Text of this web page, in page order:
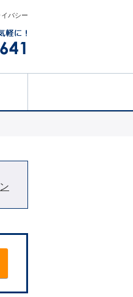
イバシー